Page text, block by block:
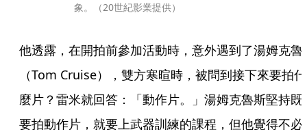
象。（20世紀影業提供）
他透露，在開拍前參加活動時，意外遇到了湯姆克魯
（Tom Cruise），雙方寒暄時，被問到接下來要拍什
麼片？雷米就回答：「動作片。」湯姆克魯斯堅持既
要拍動作片，就要上武器訓練的課程，但他覺得不必